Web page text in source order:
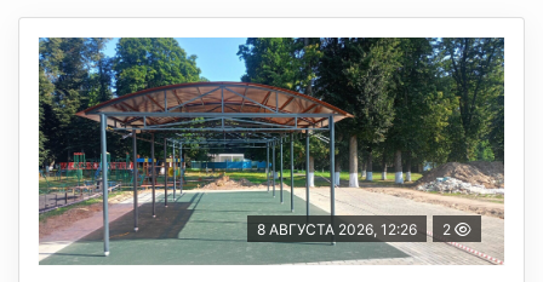
8 АВГУСТА 2026, 12:26 2